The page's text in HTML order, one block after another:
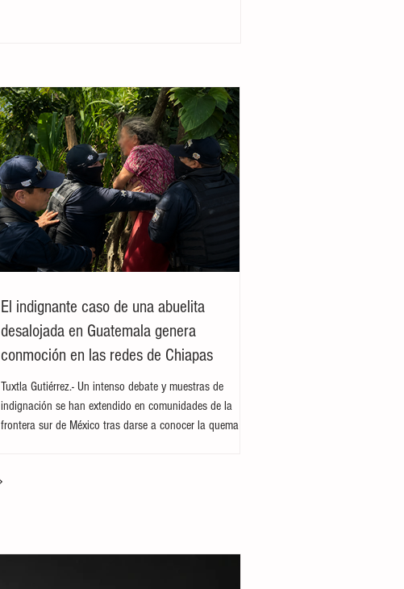
El indignante caso de una abuelita
desalojada en Guatemala genera
conmoción en las redes de Chiapas
Tuxtla Gutiérrez.- Un intenso debate y muestras de
indignación se han extendido en comunidades de la
frontera sur de México tras darse a conocer la quema
ocurrió luego de que la funcionaria judicial emitiera